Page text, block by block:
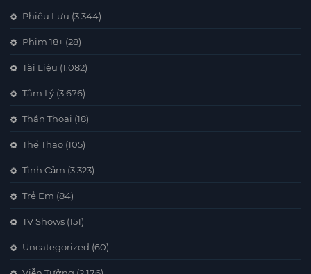
Phiêu Lưu (3.344)
Phim 18+ (28)
Tài Liệu (1.082)
Tâm Lý (3.676)
Thần Thoại (18)
Thể Thao (105)
Tình Cảm (3.323)
Trẻ Em (84)
TV Shows (151)
Uncategorized (60)